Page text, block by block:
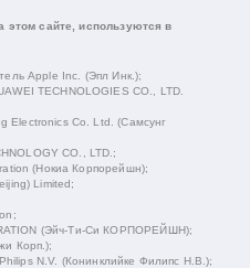
этом сайте, используются в
Apple Inc. (Эпл Инк.);
TECHNOLOGIES CO., LTD.
Electronics Co. Ltd. (Самсунг
CO., LTD.;
(Нокиа Корпорейшн);
Limited;
(Эйч-Ти-Си КОРПОРЕЙШН);
Корп.);
N.V. (Конинклийке Филипс Н.В.);